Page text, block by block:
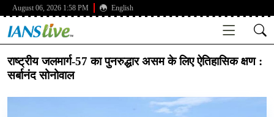
August 06, 2026 1:58 PM English
राष्ट्रीय जलमार्ग-57 का पुनरुद्धार असम के लिए ऐतिहासिक क्षण :
सर्बानंद सोनोवाल